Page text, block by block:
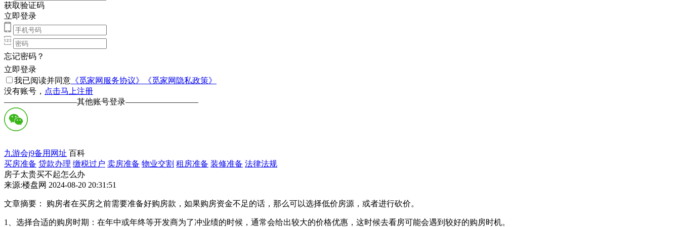
获取验证码
立即登录
忘记密码？
立即登录
我已阅读并同意 《觅家网服务协议》
《觅家网隐私政策》
没有账号， 点击马上注册
—————————其他账号登录—————————
九游会j9备用网址 百科
买房准备 贷款办理 缴税过户 卖房准备 物业交割 租房准备 装修准备 法律法规
房子太贵买不起怎么办
来源:楼盘网 2024-08-20 20:31:51
文章摘要： 购房者在买房之前需要准备好购房款，如果购房资金不足的话，那么可以选择低价房源，或者进行砍价。
1、‌选择合适的购房时期‌：在年中或年终等开发商为了冲业绩的时候，通常会给出较大的价格优惠，这时候去看房可能会遇到较好的购房时机。‌